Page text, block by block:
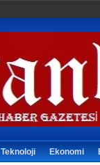
Teknoloji Ekonomi